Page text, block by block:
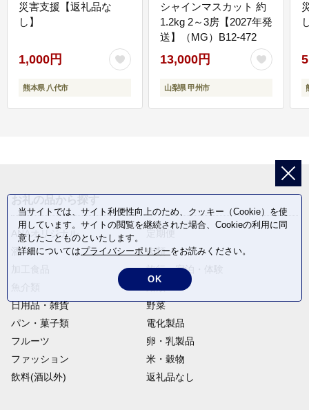
災害支援【返礼品な
し】
1,000円
熊本県 八代市
シャインマスカット 約
1.2kg 2～3房【2027年発
送】（MG）B12-472
13,000円
山梨県 甲州市
ANAオリジナル
酒
肉類
旅行・宿泊・体験
日用品・雑貨
野菜
パン・菓子類
電化製品
フルーツ
卵・乳製品
ファッション
米・穀物
飲料(酒以外)
返礼品なし
当サイトでは、サイト利便性向上のため、クッキー（Cookie）を使
用しています。サイトの閲覧を継続された場合、Cookieの利用に同
意したことものといたします。
詳細についてはプライバシーポリシーをお読みください。
OK